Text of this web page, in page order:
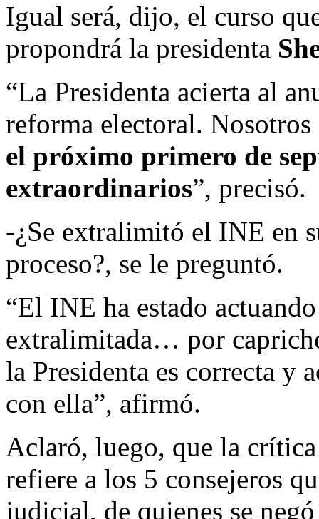
Igual será, dijo, el curso
propondrá la presidenta
“La Presidenta acierta al
reforma electoral.
el próximo primero de
extraordinarios”, precisó.
-¿Se extralimitó el INE en
proceso?, se le preguntó.
“El INE ha estado
extralimitada… por
la Presidenta es correcta y
con ella”, afirmó.
Aclaró, luego, que la
refiere a los 5 consejeros
judicial, de quienes se